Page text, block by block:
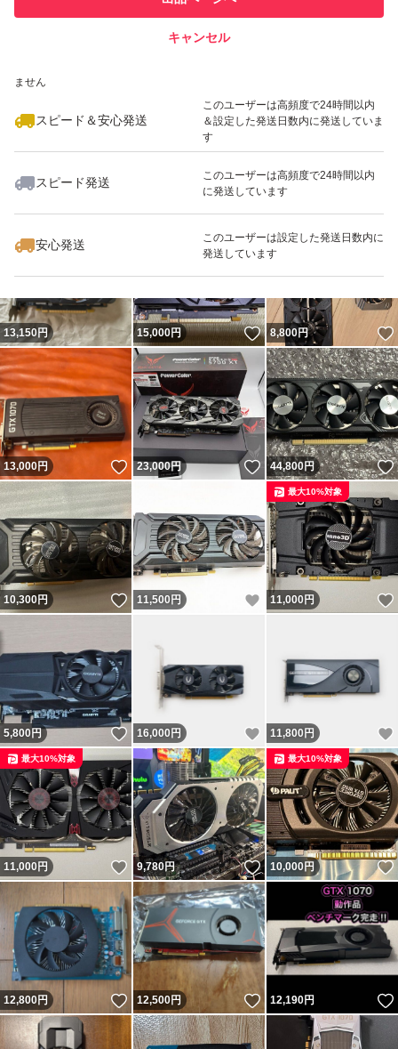
ません
スピード＆安心発送
このユーザーは高頻度で24時間以内
＆設定した発送日数内に発送していま
す
スピード発送
このユーザーは高頻度で24時間以内
に発送しています
安心発送
このユーザーは設定した発送日数内に
発送しています
キャンセル
いいね！
14,800
13,150円 15,000円 いいね！
8,800円
13,000円 いいね！
23,000円 いいね！
44,800円
10,300円 いいね！
11,500 円 いいね！
11,000円
最大10%対象
5,800円 いいね！
16,000 円 いいね！
11,800 円
11,000円 いいね！
最大10%対象
9,780円 いいね！
10,000円
最大10%対象
12,800円 いいね！
12,500円 いいね！
12,190円